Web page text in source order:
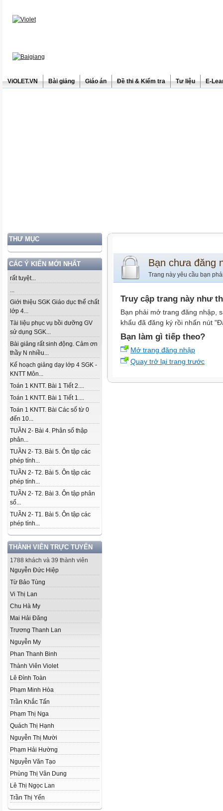
ViOLET.VN Bài giảng Giáo án Đề thi & Kiểm tra Tư liệu E-
THƯ MỤC
CÁC Ý KIẾN MỚI NHẤT
rất tuyệt...
...
Giới thiệu SGK Giáo dục thể chất
lớp 4...
Tài liệu phục vụ bồi dưỡng GV
sử dụng SGK...
Bài giảng rất sinh động. Cảm ơn
thầy N nhiều...
Kế hoạch giảng dạy lớp 4 SGK -
KNTT Môn...
Toán 1 KNTT. Bài 1 Tiết 2....
Toán 1 KNTT. Bài 1 Tiết 1....
Toán 1 KNTT. Bài Các số từ 0
đến 10...
TUẦN 2- Bài 4. Phân số thập
phân...
TUẦN 2- T3. Bài 5. Ôn tập các
phép tính...
TUẦN 2- T2. Bài 5. Ôn tập các
phép tính...
TUẦN 2- T2. Bài 3. Ôn tập phân
số...
TUẦN 2- T1. Bài 5. Ôn tập các
phép tính...
THÀNH VIÊN TRỰC TUYẾN
1788 khách và 39 thành viên
Nguyễn Đức Hiệp
Từ Bảo Tùng
Vi Thị Lan
Chu Hà My
Mai Hải Đăng
Trương Thanh Lan
Nguyễn My
Phan Thanh Binh
Thành Viên Violet
Lê Đình Toàn
Phạm Minh Hòa
Trần Khắc Tấn
Phạm Thị Nga
Quách Thị Hạnh
Nguyễn Thị Mười
Phạm Hải Hường
Nguyễn Văn Tạo
Phùng Thị Vân Dung
Lê Thị Ngọc Lan
Trần Thị Yến
Bạn chưa đăng
Trang này yêu cầu bạn
Truy cập trang này như
Bạn phải mở trang đăng nhập,
khẩu đã đăng ký rồi nhấn nút
Bạn làm gì tiếp theo?
Mở trang đăng nhập
Quay trở lại trang trước